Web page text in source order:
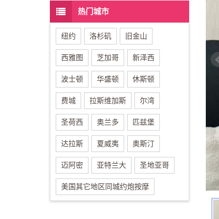
热门城市
纽约 洛杉矶 旧金山
西雅图 芝加哥 新泽西
波士顿 华盛顿 休斯顿
费城 拉斯维加斯 尔湾
圣荷西 奥兰多 匹兹堡
达拉斯 夏威夷 奥斯汀
迈阿密 亚特兰大 圣地亚哥
美国其它地区同城约炮按摩